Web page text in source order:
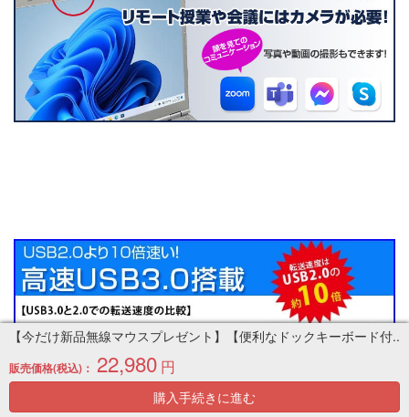
【今だけ新品無線マウスプレゼント】【便利なドックキーボード付..
販売価格(税込)： 22,980 円
購入手続きに進む